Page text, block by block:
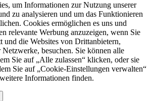
um Informationen zur Nutzung unserer
zu analysieren und um das Funktionieren
Cookies ermöglichen es uns und
relevante Werbung anzuzeigen, wenn Sie
und die Websites von Drittanbietern,
besuchen. Sie können alle
Sie auf „Alle zulassen“ klicken, oder sie
Sie auf „Cookie-Einstellungen verwalten“
Informationen finden.